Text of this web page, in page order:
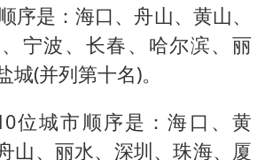
序是：海口、舟山、黄山、
宁波、长春、哈尔滨、丽
城(并列第十名)。
位城市顺序是：海口、黄
山、丽水、深圳、珠海、厦